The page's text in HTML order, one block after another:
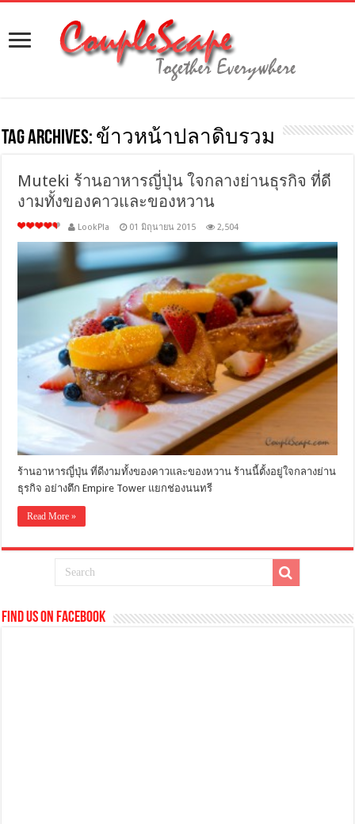
Tag Archives: ข้าวหน้าปลาดิบรวม
Muteki ร้านอาหารญี่ปุ่น ใจกลางย่านธุรกิจ ที่ดี
งามทั้งของคาวและของหวาน
LookPla 01 มิถุนายน 2015 2,504
ร้านอาหารญี่ปุ่น ที่ดีงามทั้งของคาวและของหวาน ร้านนี้ตั้งอยู่ใจกลางย่าน
ธุรกิจ อย่างตึก Empire Tower แยกช่องนนทรี
Read More »
Find us on Facebook